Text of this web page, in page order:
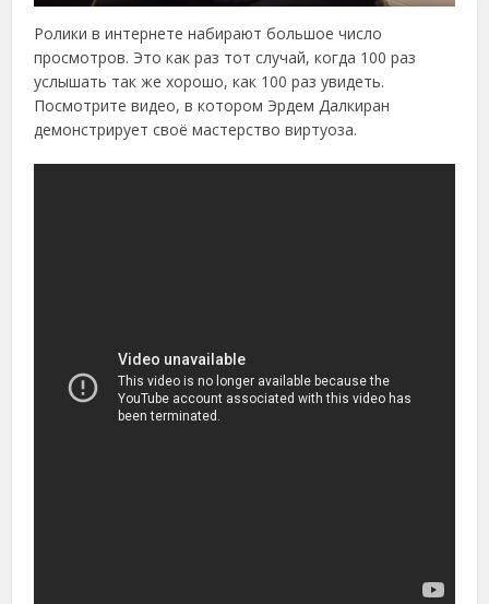
Ролики в интернете набирают большое число
просмотров. Это как раз тот случай, когда 100 раз
услышать так же хорошо, как 100 раз увидеть.
Посмотрите видео, в котором Эрдем Далкиран
демонстрирует своё мастерство виртуоза.